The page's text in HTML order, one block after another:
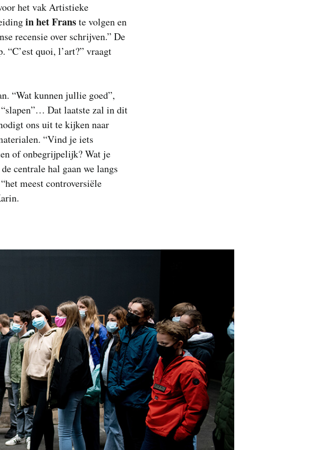
het vak Artistieke
in het Franste volgen en
recensie over schrijven.” De
“C’est quoi, l’art?” vraagt
“Wat kunnen jullie goed”,
“slapen”… Dat laatste zal in dit
ons uit te kijken naar
“Vind je iets
of onbegrijpelijk? Wat je
centrale hal gaan we langs
meest controversiële